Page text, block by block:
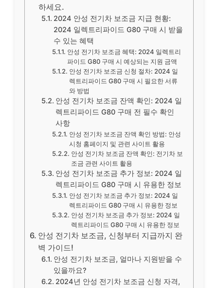
하세요.
2024 안성 전기차 보조금 지급 현황:
2024 일렉트리파이드 G80 구매 시 받을
수 있는 혜택
안성 전기차 보조금 혜택: 2024 일렉트리
파이드 G80 구매 시 예상되는 지원 금액
안성 전기차 보조금 신청 절차: 2024 일
렉트리파이드 G80 구매 시 필요한 서류
와 방법
안성 전기차 보조금 잔액 확인: 2024 일
렉트리파이드 G80 구매 전 필수 확인
사항
안성 전기차 보조금 잔액 확인 방법: 안성
시청 홈페이지 및 관련 사이트 활용
안성 전기차 보조금 잔액 확인: 전기차 보
조금 관련 사이트 활용
안성 전기차 보조금 추가 정보: 2024 일
렉트리파이드 G80 구매 시 유용한 정보
안성 전기차 보조금 추가 정보: 2024 일
렉트리파이드 G80 구매 시 유용한 정보
안성 전기차 보조금 추가 정보: 2024 일
렉트리파이드 G80 구매 시 유용한 정보
안성 전기차 보조금, 신청부터 지급까지 완
벽 가이드!
안성 전기차 보조금, 얼마나 지원받을 수
있을까요?
2024년 안성 전기차 보조금 신청 자격,